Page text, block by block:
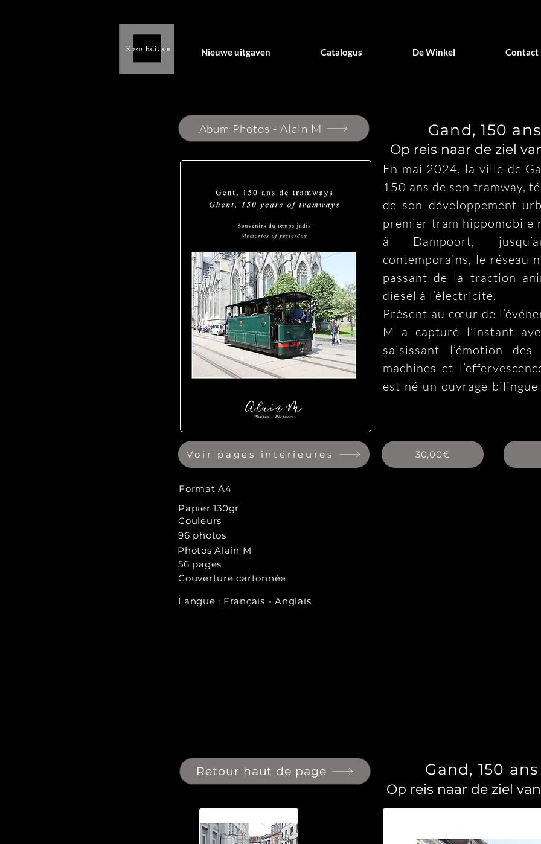
Nieuwe uitgaven Catalogus De Winkel Contact
Abum Photos - Alain M Gand, 150
Op reis naar de ziel
En mai 2024, la ville de
150 ans de son tramway,
de son développement
premier tram hippomobile
à Dampoort,
contemporains, le réseau
passant de la traction
diesel à l’électricité.
Présent au cœur de
M a capturé l’instant
saisissant l’émotion
machines et
est né un ouvrage bilingue
le passage de véhicules
motrices à deux
Voir pages intérieures 30,00€
Format A4
Papier 130gr
Couleurs
96 photos
Photos Alain M
56 pages
Couverture cartonnée
Langue : Français - Anglais
Retour haut de page Gand, 150
Op reis naar de ziel